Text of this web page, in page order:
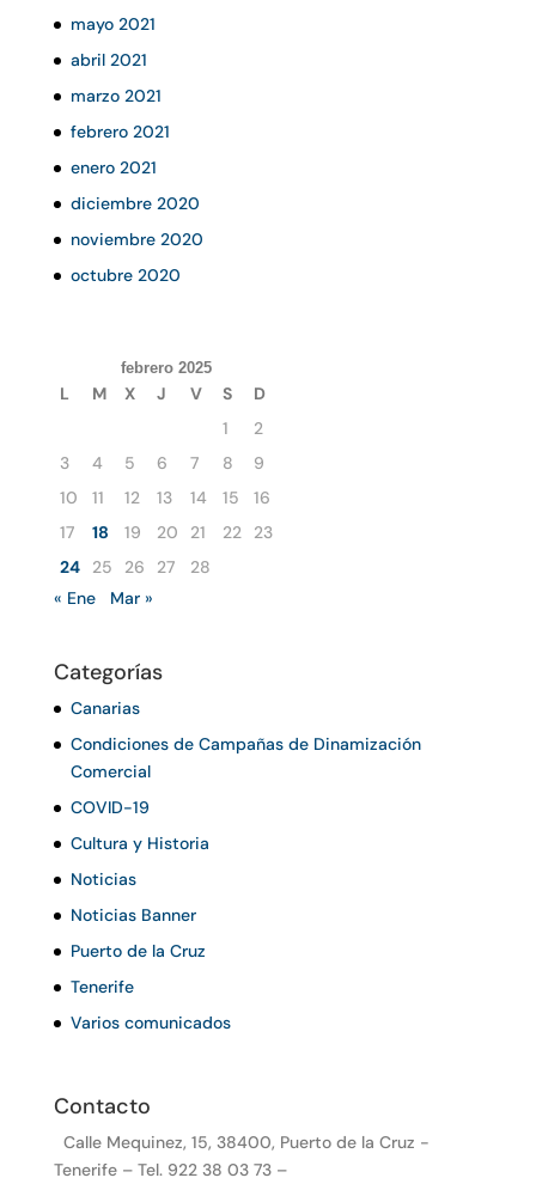
mayo 2021
abril 2021
marzo 2021
febrero 2021
enero 2021
diciembre 2020
noviembre 2020
octubre 2020
febrero 2025
L M X J V S
D
1
2
3
4 5 6 7 8
9
10
11 12 13 14 15
16
17
18 19 20 21 22
23
24
25 26 27
28
« Ene
Mar »
Categorías
Canarias
Condiciones de Campañas de Dinamización
Comercial
COVID-19
Cultura y Historia
Noticias
Noticias Banner
Puerto de la Cruz
Tenerife
Varios comunicados
Contacto
Calle Mequinez, 15, 38400, Puerto de la Cruz -
Tenerife – Tel. 922 38 03 73 –